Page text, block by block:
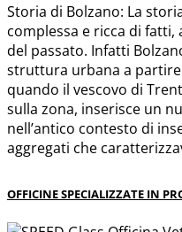
Storia di Bolzano: La
complessa e ricca di
del passato. Infatti
struttura urbana a partire
quando il vescovo di
sulla zona, inserisce un
nell’antico contesto di
aggregati che
OFFICINE SPECIALIZZATE IN